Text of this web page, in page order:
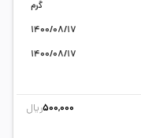
گرم
1400/08/17
1400/08/17
500,000ریال